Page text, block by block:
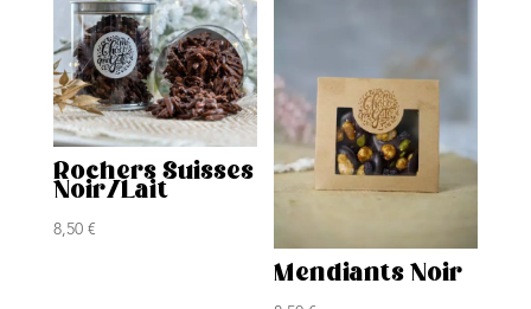
Rochers Suisses
Noir/Lait
8,50€
Mendiants Noir